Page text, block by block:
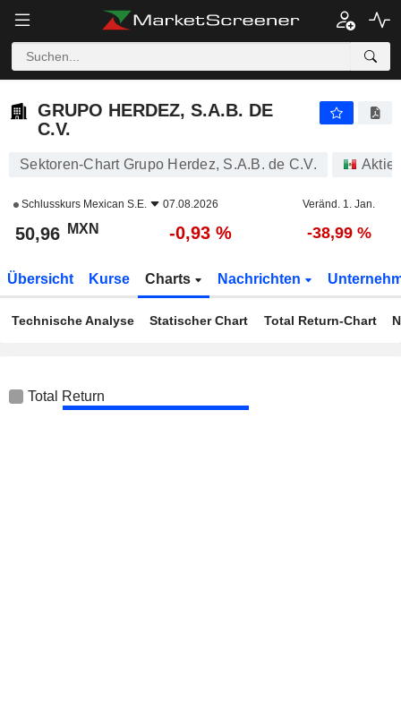
GRUPO HERDEZ, S.A.B. DE
C.V.
Sektoren-Chart Grupo Herdez, S.A.B. de C.V.
Schlusskurs Mexican S.E. 07.08.2026 Veränd. 1. Jan.
50,96 MXN -0,93 % -38,99 %
Übersicht Kurse Charts Nachrichten
Technische Analyse Statischer Chart Total Return-Chart
Total Return